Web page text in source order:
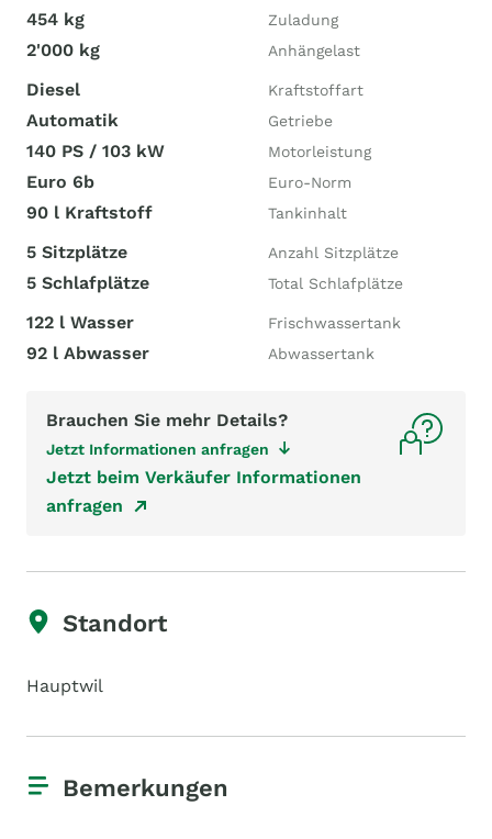
454 kg Zuladung
2'000 kg Anhängelast
Diesel Kraftstoffart
Automatik Getriebe
140 PS / 103 kW Motorleistung
Euro 6b Euro-Norm
90 l Kraftstoff Tankinhalt
5 Sitzplätze Anzahl Sitzplätze
5 Schlafplätze Total Schlafplätze
122 l Wasser Frischwassertank
92 l Abwasser Abwassertank
Brauchen Sie mehr Details?
Jetzt Informationen anfragen
Jetzt beim Verkäufer Informationen
anfragen
Standort
Hauptwil
Bemerkungen